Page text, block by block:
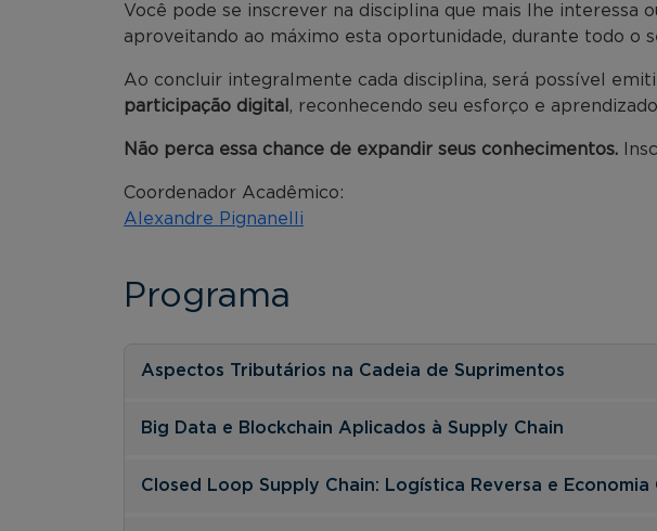
Você pode se inscrever na disciplina que mais lhe interessa
aproveitando ao máximo esta oportunidade, durante todo o
Ao concluir integralmente cada disciplina, será possível
participação digital , reconhecendo seu esforço e
Não perca essa chance de expandir seus conhecimentos.
Coordenador Acadêmico:
Alexandre Pignanelli
Programa
Aspectos Tributários na Cadeia de Suprimentos
Big Data e Blockchain Aplicados à Supply Chain
Closed Loop Supply Chain: Logística Reversa e Economia